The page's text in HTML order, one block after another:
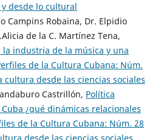
desde lo cultural
Campins Robaina, Dr. Elpidio
de la C. Martínez Tena,
la industria de la música y una
de la Cultura Cubana: Núm.
cultura desde las ciencias sociales
Castrillón, Política
¿qué dinámicas relacionales
de la Cultura Cubana: Núm. 28